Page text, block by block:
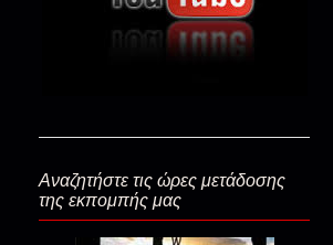
Η απαρχή
Το Φως
Ξεναγός
Αναζητήστε τις ώρες μετάδοσης
της εκπομπής μας